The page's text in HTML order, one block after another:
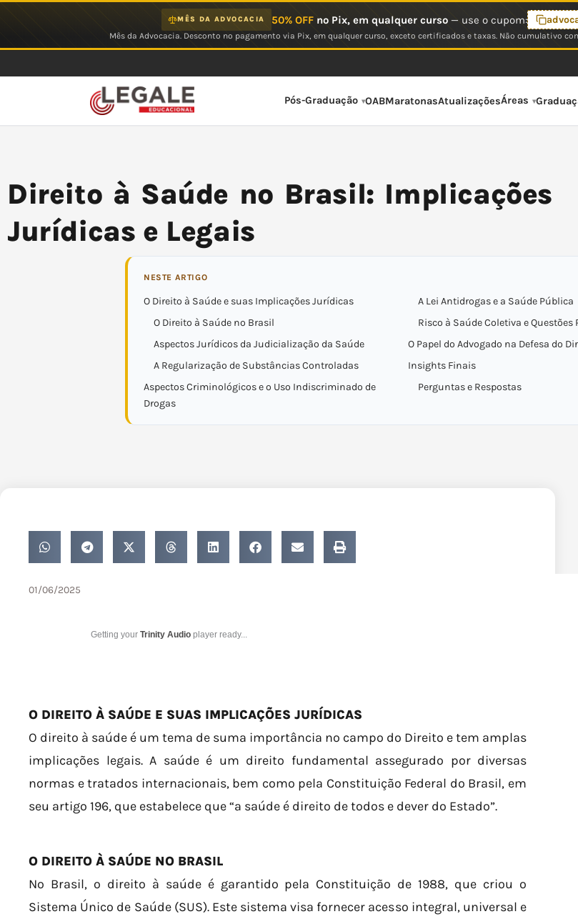
MÊS DA ADVOCACIA 50% OFFno Pix, em qualquer curso— use o cupom:
Mês da Advocacia. Desconto no pagamento via Pix, em qualquer curso, exceto certificados e taxas. Não cumulativo
Pós-Graduação OABMaratonasAtualizaçõesÁreas
Direito à Saúde no Brasil: Implicações
Jurídicas e Legais
NESTE ARTIGO
O Direito à Saúde e suas Implicações Jurídicas
O Direito à Saúde no Brasil
Aspectos Jurídicos da Judicialização da Saúde
A Regularização de Substâncias Controladas
Aspectos Criminológicos e o Uso Indiscriminado de
Drogas
A Lei Antidrogas e a Saúde Pública
Risco à Saúde Coletiva e Questões
O Papel do Advogado na Defesa do
Insights Finais
Perguntas e Respostas
01/06/2025
Getting your Trinity Audio player ready...
O DIREITO À SAÚDE E SUAS IMPLICAÇÕES JURÍDICAS
O direito à saúde é um tema de suma importância no campo do Direito e tem amplas
implicações legais. A saúde é um direito fundamental assegurado por diversas
normas e tratados internacionais, bem como pela Constituição Federal do Brasil, em
seu artigo 196, que estabelece que “a saúde é direito de todos e dever do Estado”.
O DIREITO À SAÚDE NO BRASIL
No Brasil, o direito à saúde é garantido pela Constituição de 1988, que criou o
Sistema Único de Saúde (SUS). Este sistema visa fornecer acesso integral, universal e